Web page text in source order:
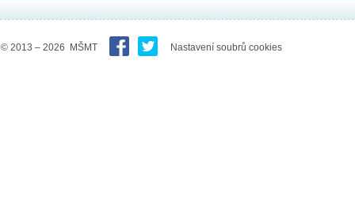
© 2013 – 2026 MŠMT Nastavení soubrů cookies